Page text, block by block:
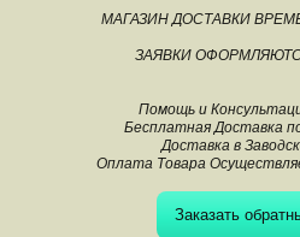
МАГАЗИН ДОСТАВКИ
ЗАЯВКИ
Помощь и
Бесплатная Доставка
Доставка в
Оплата Товара
Заказать